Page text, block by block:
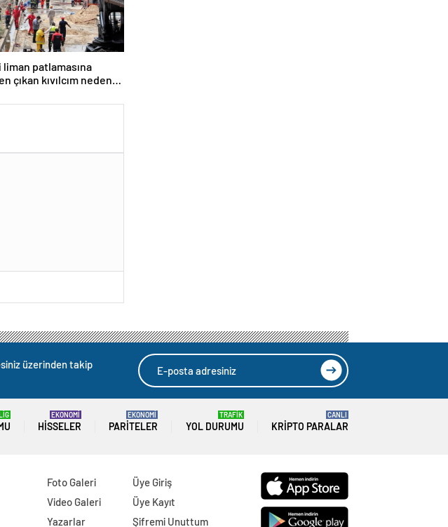
liman patlamasına
çıkan kıvılcım neden
üzerinden takip
HISSELER
EKONOMİ
PARITELER
EKONOMİ
YOL DURUMU
TRAFİK
KRIPTO PARALAR
CANLI
Foto Galeri
Video Galeri
Yazarlar
Üye Giriş
Üye Kayıt
Şifremi Unuttum